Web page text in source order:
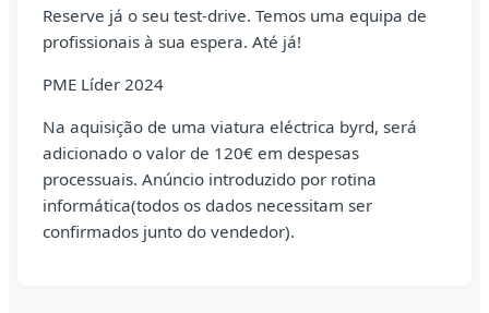
Reserve já o seu test-drive. Temos uma equipa de
profissionais à sua espera. Até já!
PME Líder 2024
Na aquisição de uma viatura eléctrica byrd, será
adicionado o valor de 120€ em despesas
processuais. Anúncio introduzido por rotina
informática(todos os dados necessitam ser
confirmados junto do vendedor).